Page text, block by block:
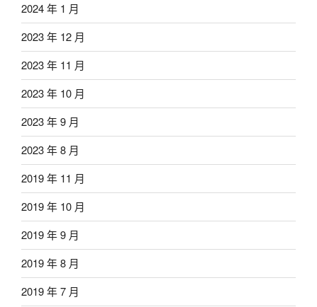
2024 年 1 月
2023 年 12 月
2023 年 11 月
2023 年 10 月
2023 年 9 月
2023 年 8 月
2019 年 11 月
2019 年 10 月
2019 年 9 月
2019 年 8 月
2019 年 7 月